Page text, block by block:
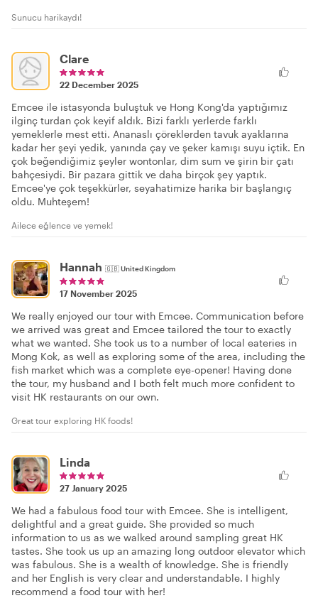
Sunucu harikaydı!
Clare
22 December 2025
Emcee ile istasyonda buluştuk ve Hong Kong'da yaptığımız
ilginç turdan çok keyif aldık. Bizi farklı yerlerde farklı
yemeklerle mest etti. Ananaslı çöreklerden tavuk ayaklarına
kadar her şeyi yedik, yanında çay ve şeker kamışı suyu içtik. En
çok beğendiğimiz şeyler wontonlar, dim sum ve şirin bir çatı
bahçesiydi. Bir pazara gittik ve daha birçok şey yaptık.
Emcee'ye çok teşekkürler, seyahatimize harika bir başlangıç
oldu. Muhteşem!
Ailece eğlence ve yemek!
Hannah 🇬🇧United Kingdom
17 November 2025
We really enjoyed our tour with Emcee. Communication before
we arrived was great and Emcee tailored the tour to exactly
what we wanted. She took us to a number of local eateries in
Mong Kok, as well as exploring some of the area, including the
fish market which was a complete eye-opener! Having done
the tour, my husband and I both felt much more confident to
visit HK restaurants on our own.
Great tour exploring HK foods!
Linda
27 January 2025
We had a fabulous food tour with Emcee. She is intelligent,
delightful and a great guide. She provided so much
information to us as we walked around sampling great HK
tastes. She took us up an amazing long outdoor elevator which
was fabulous. She is a wealth of knowledge. She is friendly
and her English is very clear and understandable. I highly
recommend a food tour with her!